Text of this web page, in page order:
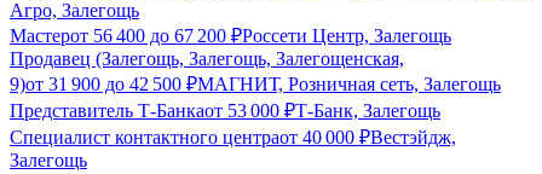
Агро, Залегощь
Мастерот 56 400 до 67 200 ₽Россети Центр, Залегощь
Продавец (Залегощь, Залегощь, Залегощенская,
9)от 31 900 до 42 500 ₽МАГНИТ, Розничная сеть, Залегощь
Представитель Т-Банкаот 53 000 ₽Т-Банк, Залегощь
Специалист контактного центраот 40 000 ₽Вестэйдж,
Залегощь